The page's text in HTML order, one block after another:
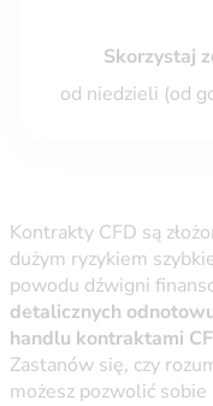
Skorzystaj
od niedzieli (od
Kontrakty CFD są
dużym ryzykiem
powodu dźwigni
detalicznych
handlu kontraktami
Zastanów się, czy
możesz pozwolić